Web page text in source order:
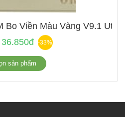
Viền Màu Vàng V9.1 Uten
36.850đ -33%
sản phẩm